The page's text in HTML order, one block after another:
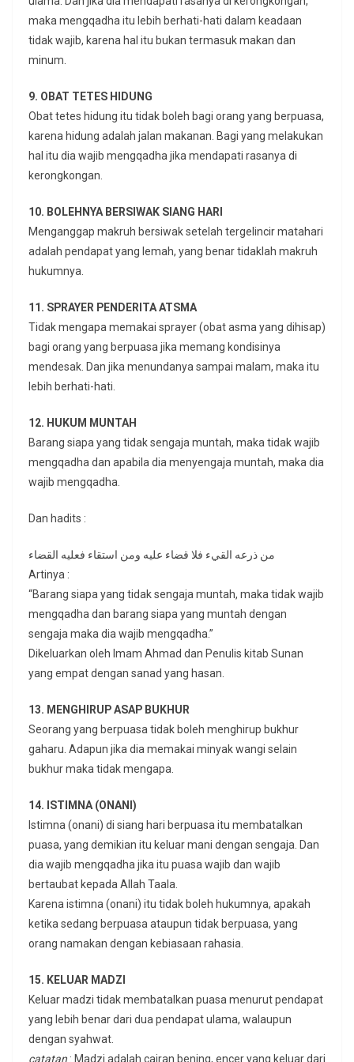
maka mengqadha itu lebih berhati-hati dalam keadaan
tidak wajib, karena hal itu bukan termasuk makan dan
minum.
9. OBAT TETES HIDUNG
Obat tetes hidung itu tidak boleh bagi orang yang berpuasa,
karena hidung adalah jalan makanan. Bagi yang melakukan
hal itu dia wajib mengqadha jika mendapati rasanya di
kerongkongan.
10. BOLEHNYA BERSIWAK SIANG HARI
Menganggap makruh bersiwak setelah tergelincir matahari
adalah pendapat yang lemah, yang benar tidaklah makruh
hukumnya.
11. SPRAYER PENDERITA ATSMA
Tidak mengapa memakai sprayer (obat asma yang dihisap)
bagi orang yang berpuasa jika memang kondisinya
mendesak. Dan jika menundanya sampai malam, maka itu
lebih berhati-hati.
12. HUKUM MUNTAH
Barang siapa yang tidak sengaja muntah, maka tidak wajib
mengqadha dan apabila dia menyengaja muntah, maka dia
wajib mengqadha.
Dan hadits :
من ذرعه القيء فلا قضاء عليه ومن استقاء فعليه القضاء
Artinya :
“Barang siapa yang tidak sengaja muntah, maka tidak wajib
mengqadha dan barang siapa yang muntah dengan
sengaja maka dia wajib mengqadha.”
Dikeluarkan oleh Imam Ahmad dan Penulis kitab Sunan
yang empat dengan sanad yang hasan.
13. MENGHIRUP ASAP BUKHUR
Seorang yang berpuasa tidak boleh menghirup bukhur
gaharu. Adapun jika dia memakai minyak wangi selain
bukhur maka tidak mengapa.
14. ISTIMNA (ONANI)
Istimna (onani) di siang hari berpuasa itu membatalkan
puasa, yang demikian itu keluar mani dengan sengaja. Dan
dia wajib mengqadha jika itu puasa wajib dan wajib
bertaubat kepada Allah Taala.
Karena istimna (onani) itu tidak boleh hukumnya, apakah
ketika sedang berpuasa ataupun tidak berpuasa, yang
orang namakan dengan kebiasaan rahasia.
15. KELUAR MADZI
Keluar madzi tidak membatalkan puasa menurut pendapat
yang lebih benar dari dua pendapat ulama, walaupun
dengan syahwat.
catatan : Madzi adalah cairan bening, encer yang keluar dari